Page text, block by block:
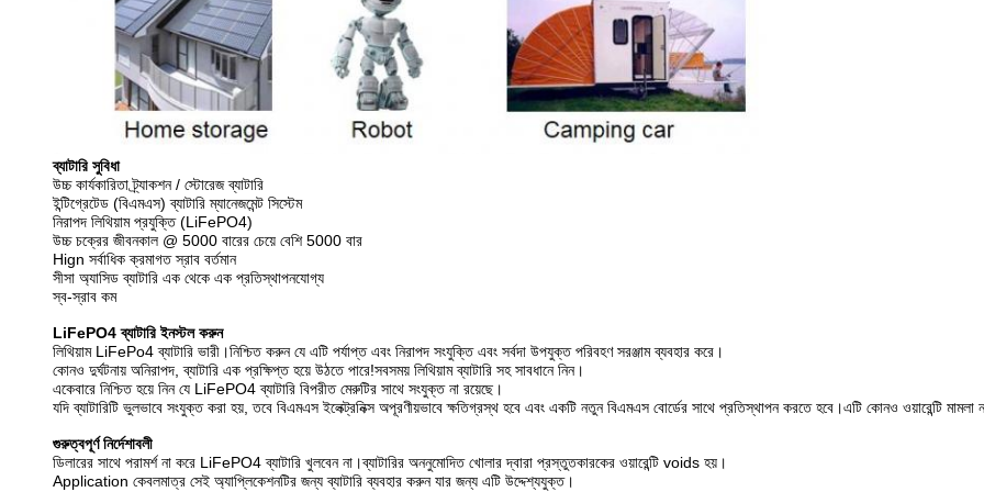
ব্যাটারি সুবিধা
উচ্চ কার্যকারিতা ট্র্যাকশন / স্টোরেজ ব্যাটারি
ইন্টিগ্রেটেড (বিএমএস) ব্যাটারি ম্যানেজমেন্ট সিস্টেম
নিরাপদ লিথিয়াম প্রযুক্তি (LiFePO4)
উচ্চ চক্রের জীবনকাল @ 5000 বারের চেয়ে বেশি 5000 বার
Hign সর্বাধিক ক্রমাগত স্রাব বর্তমান
সীসা অ্যাসিড ব্যাটারি এক থেকে এক প্রতিস্থাপনযোগ্য
স্ব-স্রাব কম
LiFePO4 ব্যাটারি ইনস্টল করুন
লিথিয়াম LiFePo4 ব্যাটারি ভারী।নিশ্চিত করুন যে এটি পর্যাপ্ত এবং নিরাপদ সংযুক্তি এবং সর্বদা উপযুক্ত পরিবহণ সরঞ্জাম ব্যবহার করে।
কোনও দুর্ঘটনায় অনিরাপদ, ব্যাটারি এক প্রক্ষিপ্ত হয়ে উঠতে পারে!সবসময় লিথিয়াম ব্যাটারি সহ সাবধানে নিন।
একেবারে নিশ্চিত হয়ে নিন যে LiFePO4 ব্যাটারি বিপরীত মেরুটির সাথে সংযুক্ত না রয়েছে।
যদি ব্যাটারিটি ভুলভাবে সংযুক্ত করা হয়, তবে বিএমএস ইলেক্ট্রনিক্স অপূরণীয়ভাবে ক্ষতিগ্রস্থ হবে এবং একটি নতুন বিএমএস বোর্ডের সাথে প্রতিস্থাপন করতে হবে।এটি কোনও ওয়ারেন্টি মামলা
গুরুত্বপূর্ণ নির্দেশাবলী
ডিলারের সাথে পরামর্শ না করে LiFePO4 ব্যাটারি খুলবেন না।ব্যাটারির অননুমোদিত খোলার দ্বারা প্রস্তুতকারকের ওয়ারেন্টি voids হয়।
Application কেবলমাত্র সেই অ্যাপ্লিকেশনটির জন্য ব্যাটারি ব্যবহার করুন যার জন্য এটি উদ্দেশ্যযুক্ত।